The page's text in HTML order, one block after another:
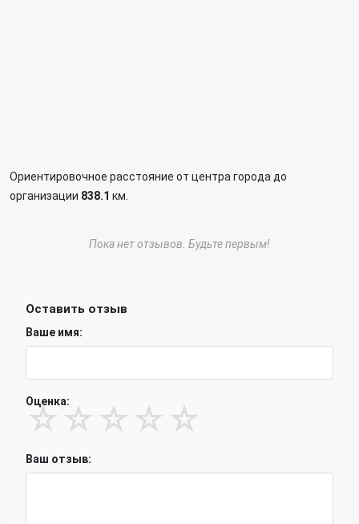
Ориентировочное расстояние от центра города до
организации 838.1 км.
Пока нет отзывов. Будьте первым!
Оставить отзыв
Ваше имя:
Оценка:
☆ ☆ ☆ ☆ ☆
Ваш отзыв: